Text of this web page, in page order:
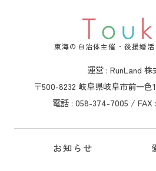
東海の自治体主催・後援婚
運営 : RunLand 株
〒500-8232 岐阜県岐阜市前一
電話 : 058-374-7005 / FAX
お知らせ